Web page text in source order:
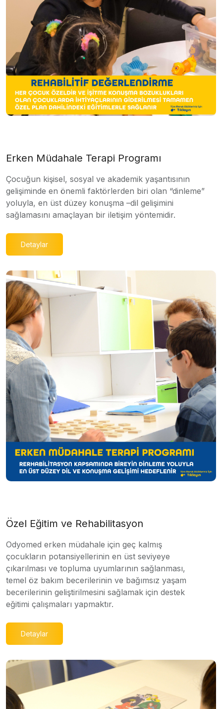
Erken Müdahale Terapi Programı
Çocuğun kişisel, sosyal ve akademik yaşantısının
gelişiminde en önemli faktörlerden biri olan “dinleme”
yoluyla, en üst düzey konuşma –dil gelişimini
sağlamasını amaçlayan bir iletişim yöntemidir.
Detaylar
Özel Eğitim ve Rehabilitasyon
Odyomed erken müdahale için geç kalmış
çocukların potansiyellerinin en üst seviyeye
çıkarılması ve topluma uyumlarının sağlanması,
temel öz bakım becerilerinin ve bağımsız yaşam
becerilerinin geliştirilmesini sağlamak için destek
eğitimi çalışmaları yapmaktır.
Detaylar